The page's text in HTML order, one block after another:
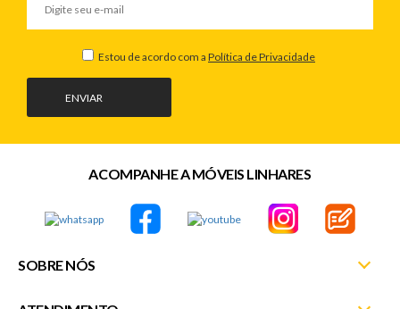
ENVIAR
Estou de acordo com a Política de Privacidade
SOBRE NÓS
ACOMPANHE A MÓVEIS LINHARES